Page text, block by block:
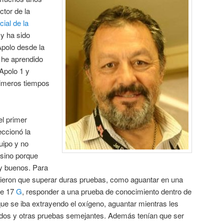
de la
de la
ha sido
desde la
aprendido
1 y
tiempos
primer
la
y no
porque
buenos. Para
que superar duras pruebas, como aguantar en una
17G, responder a una prueba de conocimiento dentro de
se iba extrayendo el oxígeno, aguantar mientras les
y otras pruebas semejantes. Además tenían que ser